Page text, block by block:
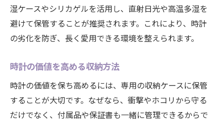
湿ケースやシリカゲルを活用し、直射日光や高温多湿を
避けて保管することが推奨されます。これにより、時計
の劣化を防ぎ、長く愛用できる環境を整えられます。
時計の価値を高める収納方法
時計の価値を保ち高めるには、専用の収納ケースに保管
することが大切です。なぜなら、衝撃やホコリから守る
だけでなく、付属品や保証書も一緒に管理できるからで